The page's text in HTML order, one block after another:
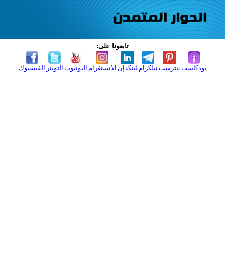
تابعونا على:
الفيسبوك التويتر اليوتيوب الانستغرام لينكدإن تيلكرامبنترست بودكاست